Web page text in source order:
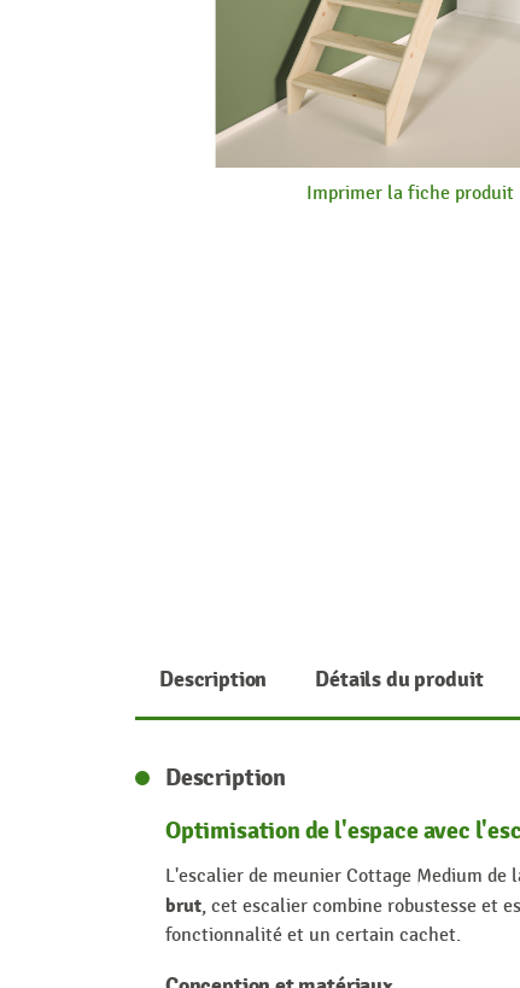
Imprimer la fiche produit
Description Détails du produit
Description
Optimisation de l'espace avec
L'escalier de meunier Cottage Medium de
brut, cet escalier combine robustesse et
fonctionnalité et un certain cachet.